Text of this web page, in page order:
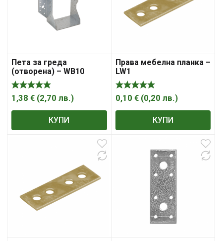
Пета за греда
(отворена) – WB10
1,38 € (2,70 лв.)
КУПИ
Права мебелна планка –
LW1
0,10 € (0,20 лв.)
КУПИ